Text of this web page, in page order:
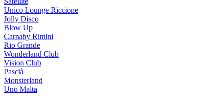
Unico Lounge Riccione
Jolly Disco
Blow Up
Carnaby Rimini
Rio Grande
Wonderland Club
Vision Club
Pascià
Monsterland
Uno Malta